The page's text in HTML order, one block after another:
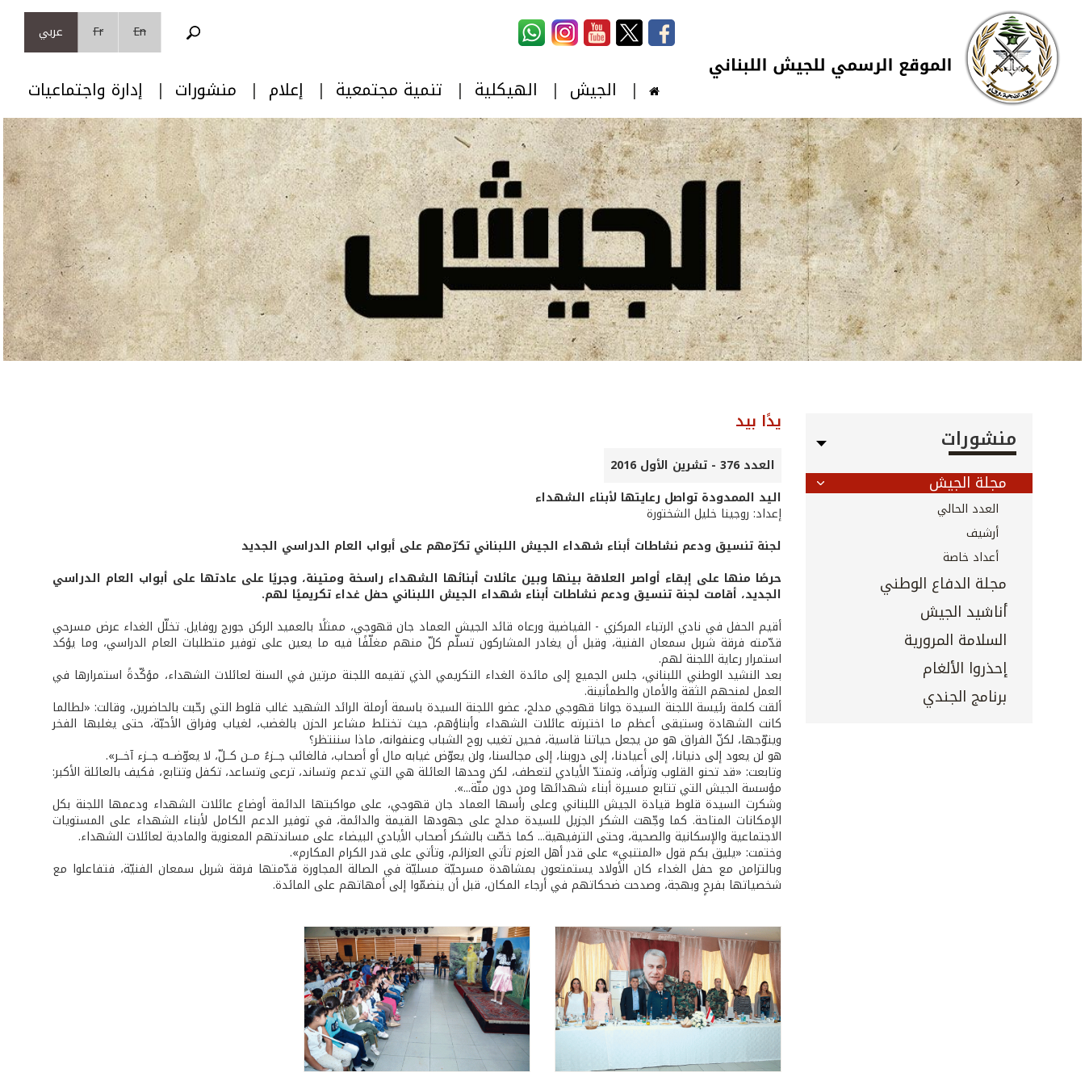
تجاوز إلى المحتوى الرئيسي
Skip to navigation
En
Fr عربي
الجيش الهيكلية تنمية مجتمعية إعلام منشورات إدارة واجتماعيات
منشورات
مجلة الجيش
العدد الحالي
أرشيف
أعداد خاصة
مجلة الدفاع الوطني
أناشيد الجيش
السلامة المرورية
إحذروا الألغام
برنامج الجندي
يدًا بيد
العدد 376 - تشرين الأول 2016
اليد الممدودة تواصل رعايتها لأبناء الشهداء
إعداد: روجينا خليل الشختورة
لجنة تنسيق ودعم نشاطات أبناء شهداء الجيش اللبناني تكرّمهم على أبواب العام الدراسي الجديد
حرصًا منها على إبقاء أواصر العلاقة بينها وبين عائلات أبنائها الشهداء راسخة ومتينة، وجريًا على عادتها على أبواب العام الدراسي
الجديد، أقامت لجنة تنسيق ودعم نشاطات أبناء شهداء الجيش اللبناني حفل غداء تكريميًا لهم.
أقيم الحفل في نادي الرتباء المركزي - الفياضية ورعاه قائد الجيش العماد جان قهوجي، ممثلًا بالعميد الركن جورج روفايل. تخلّل الغداء عرض مسرحي
قدّمته فرقة شربل سمعان الفنية، وقبل أن يغادر المشاركون تسلّم كلّ منهم مغلّفًا فيه ما يعين على توفير متطلبات العام الدراسي، وما يؤكد
استمرار رعاية اللجنة لهم.
بعد النشيد الوطني اللبناني، جلس الجميع إلى مائدة الغداء التكريمي الذي تقيمه اللجنة مرتين في السنة لعائلات الشهداء، مؤكّدةً استمرارها في
العمل لمنحهم الثقة والأمان والطمأنينة.
ألقت كلمة رئيسة اللجنة السيدة جوانا قهوجي مدلج، عضو اللجنة السيدة باسمة أرملة الرائد الشهيد غالب قلوط التي رحّبت بالحاضرين، وقالت: «لطالما
كانت الشهادة وستبقى أعظم ما اختبرته عائلات الشهداء وأبناؤهم، حيث تختلط مشاعر الحزن بالغضب، لغياب وفراق الأحبّة، حتى يغلبها الفخر
ويتوّجها، لكنّ الفراق هو من يجعل حياتنا قاسية، فحين تغيب روح الشباب وعنفوانه، ماذا سننتظر؟
هو لن يعود إلى دنيانا، إلى أعيادنا، إلى دروبنا، إلى مجالسنا، ولن يعوّض غيابه مال أو أصحاب، فالغائب جــزءُ مــن كــلّ، لا يعوّضــه جــزء آخــر».
وتابعت: «قد تحنو القلوب وترأف، وتمتدّ الأيادي لتعطف، لكن وحدها العائلة هي التي تدعم وتساند، ترعى وتساعد، تكفل وتتابع، فكيف بالعائلة الأكبر:
مؤسسة الجيش التي تتابع مسيرة أبناء شهدائها ومن دون منّة...».
وشكرت السيدة قلوط قيادة الجيش اللبناني وعلى رأسها العماد جان قهوجي، على مواكبتها الدائمة أوضاع عائلات الشهداء ودعمها اللجنة بكل
الإمكانات المتاحة. كما وجّهت الشكر الجزيل للسيدة مدلج على جهودها القيمة والدائمة، في توفير الدعم الكامل لأبناء الشهداء على المستويات
الاجتماعية والإسكانية والصحية، وحتى الترفيهية... كما خصّت بالشكر أصحاب الأيادي البيضاء على مساندتهم المعنوية والمادية لعائلات الشهداء.
وختمت: «يليق بكم قول «المتنبي» على قدر أهل العزم تأتي العزائم، وتأتي على قدر الكرام المكارم».
وبالتزامن مع حفل الغداء كان الأولاد يستمتعون بمشاهدة مسرحيّة مسليّة في الصالة المجاورة قدّمتها فرقة شربل سمعان الفنيّة، فتفاعلوا مع
شخصياتها بفرحٍ وبهجة، وصدحت ضحكاتهم في أرجاء المكان، قبل أن ينضمّوا إلى أمهاتهم على المائدة.